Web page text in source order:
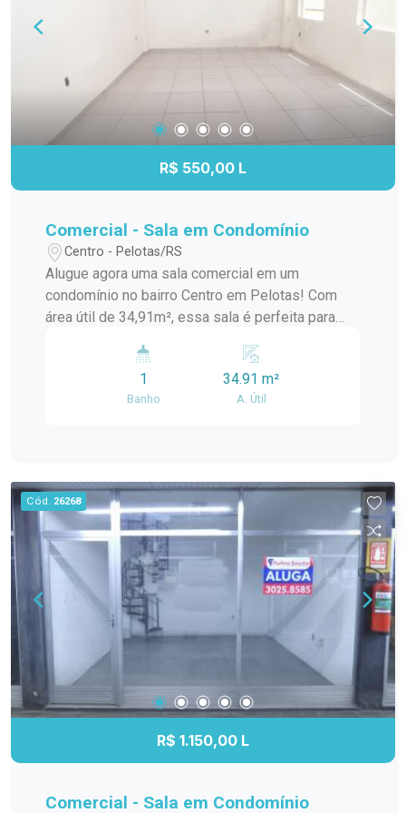
R$ 550,00 L
Comercial - Sala em Condomínio
Centro - Pelotas/RS
Alugue agora uma sala comercial em um
condomínio no bairro Centro em Pelotas! Com
área útil de 34,91m², essa sala é perfeita para
para o seu negócio. Além disso, a localização é
privilegiada, próxima a bancos, restaurantes, lojas
e outros serviços essenciais. A sala possui
perca essa oportunidade de alugar uma sala
comercial em um dos melhores condomínios do
bairro Centro em Pelotas. Entre em contato
conosco agora mesmo e agende uma visita!
1
Banho
34.91 m²
A. Útil
Cód. 26268
R$ 1.150,00 L
Comercial - Sala em Condomínio